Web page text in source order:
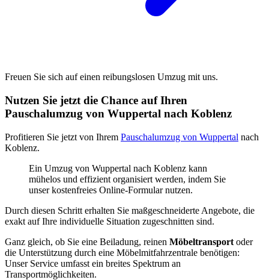
Freuen Sie sich auf einen reibungslosen Umzug mit uns.
Nutzen Sie jetzt die Chance auf Ihren
Pauschalumzug von Wuppertal nach Koblenz
Profitieren Sie jetzt von Ihrem Pauschalumzug von Wuppertal nach
Koblenz.
Ein Umzug von Wuppertal nach Koblenz kann
mühelos und effizient organisiert werden, indem Sie
unser kostenfreies Online-Formular nutzen.
Durch diesen Schritt erhalten Sie maßgeschneiderte Angebote, die
exakt auf Ihre individuelle Situation zugeschnitten sind.
Ganz gleich, ob Sie eine Beiladung, reinen Möbeltransport oder
die Unterstützung durch eine Möbelmitfahrzentrale benötigen:
Unser Service umfasst ein breites Spektrum an
Transportmöglichkeiten.